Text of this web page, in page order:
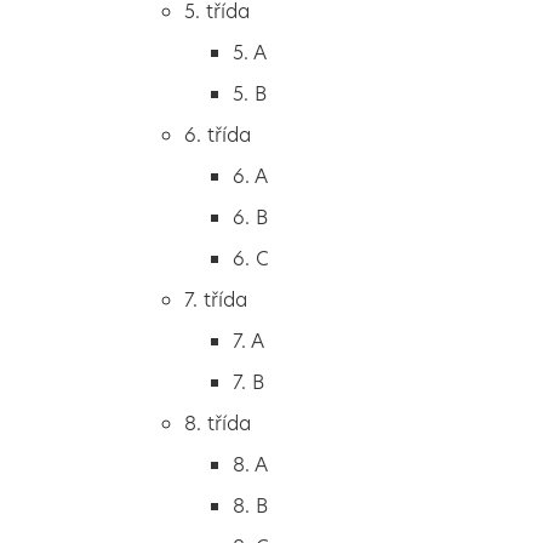
2. B
3. A
4. A
5. A
5. třída
5. A
5. B
6. třída
6. A
6. B
6. C
7. třída
7. A
7. B
8. třída
8. A
8. B